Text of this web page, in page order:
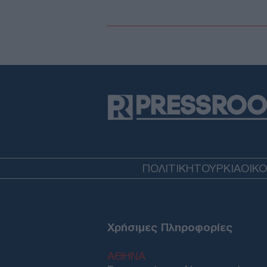
ΠΟΛΙΤΙΚΗΤΟΥΡΚΙΑ
Χρήσιμες Πληροφορίες
ΑΘΗΝΑ